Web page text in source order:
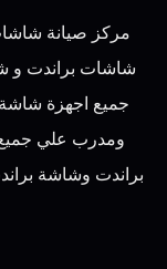
جميع اجهزة
ومدرب علي
براندت وشاشة